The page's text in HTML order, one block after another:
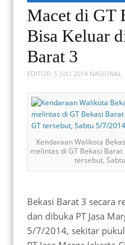
content
Macet di GT
Bisa Keluar
Barat 3
EDITOR: 5 JULI 2014 NASIONAL
Kendaraan Walikota
melintas di GT Bekasi
tersebut,
Bekasi Barat 3 secara
dan dibuka PT Jasa
5/7/2014, sekitar